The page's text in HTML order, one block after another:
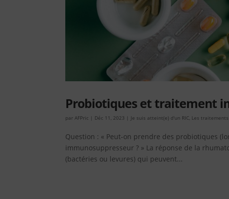
Probiotiques et traitement
parAFPric | Déc 11, 2023 | Je suis atteint(e) d'un RIC, Les traitements
Question : « Peut-on prendre des probiotiques
immunosuppresseur ? » La réponse de la
(bactéries ou levures) qui peuvent...